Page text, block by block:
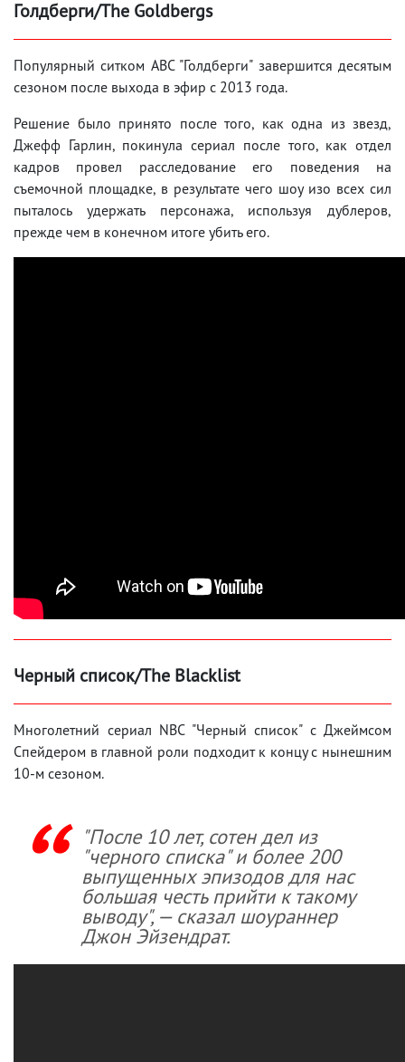
Голдберги/The Goldbergs
Популярный ситком ABC "Голдберги" завершится десятым
сезоном после выхода в эфир с 2013 года.
Решение было принято после того, как одна из звезд,
Джефф Гарлин, покинула сериал после того, как отдел
кадров провел расследование его поведения на
съемочной площадке, в результате чего шоу изо всех сил
пыталось удержать персонажа, используя дублеров,
прежде чем в конечном итоге убить его.
Черный список/The Blacklist
Многолетний сериал NBC "Черный список" с Джеймсом
Спейдером в главной роли подходит к концу с нынешним
10-м сезоном.
"После 10 лет, сотен дел из
"черного списка" и более 200
выпущенных эпизодов для нас
большая честь прийти к такому
выводу", — сказал шоураннер
Джон Эйзендрат.